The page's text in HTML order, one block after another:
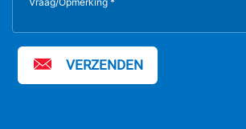
VERZENDEN